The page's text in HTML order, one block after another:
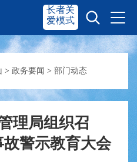
奋进赫山
多彩资湘
长者关
爱模式
> 政务要闻 > 部门动态
理局组织召
故警示教育大会